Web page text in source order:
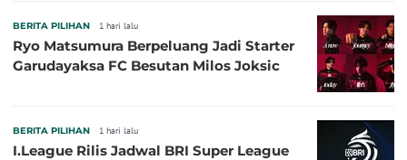
BERITA PILIHAN 1 hari lalu
Ryo Matsumura Berpeluang Jadi Starter
Garudayaksa FC Besutan Milos Joksic
BERITA PILIHAN 1 hari lalu
I.League Rilis Jadwal BRI Super League